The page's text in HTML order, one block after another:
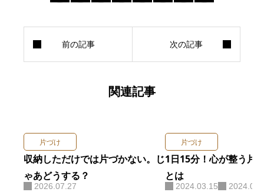
関連記事
片づけ
収納しただけでは片づかない。じ
ゃあどうする？
2026.07.27
片づけ
1日15分！心が整う片
とは
2024.03.15